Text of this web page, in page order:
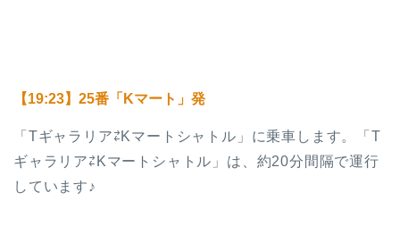
【19:23】25番「Kマート」発
「Tギャラリア⇄Kマートシャトル」に乗車します。「T
ギャラリア⇄Kマートシャトル」は、約20分間隔で運行
しています♪